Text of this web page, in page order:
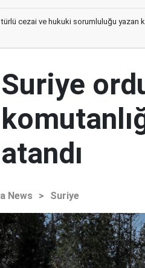
türlü cezai ve hukuki sorumluluğu
Suriye
atandı
News > Suriye